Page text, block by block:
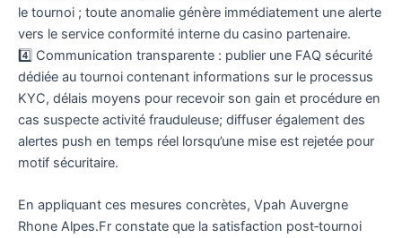
le tournoi ; toute anomalie génère immédiatement une alerte
vers le service conformité interne du casino partenaire.
4️⃣ Communication transparente : publier une FAQ sécurité
dédiée au tournoi contenant informations sur le processus
KYC, délais moyens pour recevoir son gain et procédure en
cas suspecte activité frauduleuse; diffuser également des
alertes push en temps réel lorsqu’une mise est rejetée pour
motif sécuritaire.
En appliquant ces mesures concrètes, Vpah Auvergne
Rhone Alpes.Fr constate que la satisfaction post‑tournoi